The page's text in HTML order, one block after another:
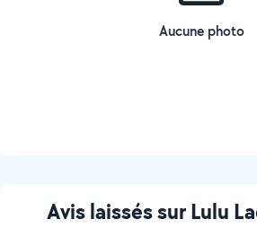
Aucune photo
Avis laissés sur Lulu